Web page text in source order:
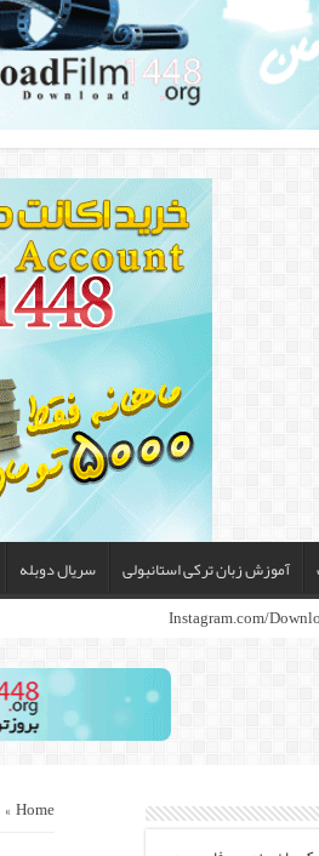
آموزش زبان ترکی استانبولی سریال دوبله
Home
»